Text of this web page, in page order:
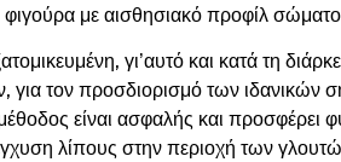
με αισθησιακό προφίλ
γι’αυτό και κατά τη
τον προσδιορισμό των ιδανικών
είναι ασφαλής και προσφέρει
λίπους στην περιοχή των